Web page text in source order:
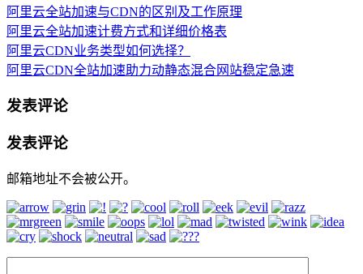
阿里云全站加速与CDN的区别及工作原理
阿里云全站加速计费方式和详细价格表
阿里云CDN业务类型如何选择？
阿里云CDN全站加速助力动静态混合网站稳定急速
发表评论
发表评论
邮箱地址不会被公开。